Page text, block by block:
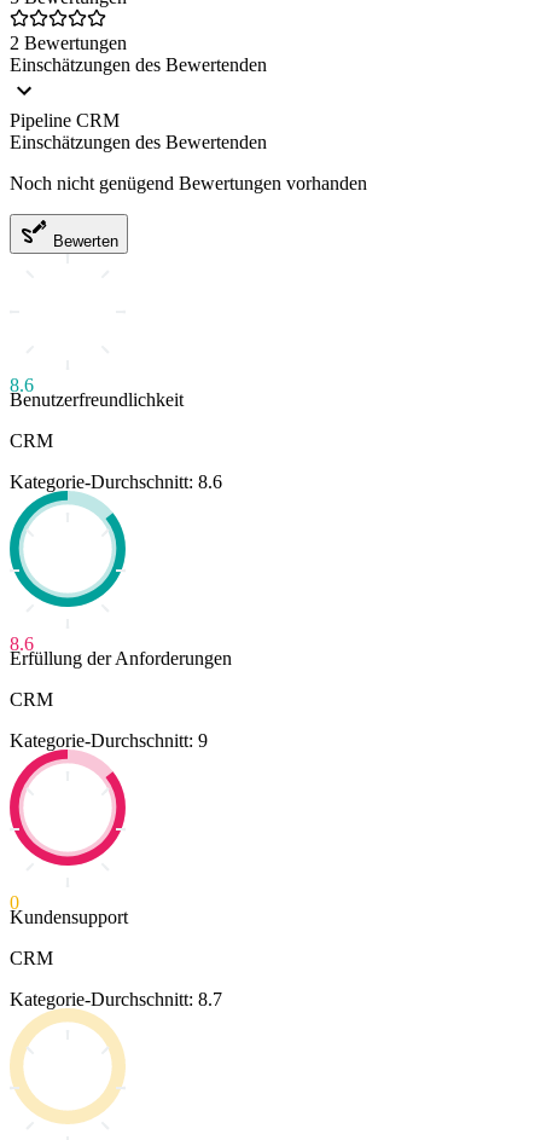
2 Bewertungen
Einschätzungen des Bewertenden
Pipeline CRM
Einschätzungen des Bewertenden
Noch nicht genügend Bewertungen vorhanden
Bewerten
8.6
Benutzerfreundlichkeit
CRM
Kategorie-Durchschnitt: 8.6
8.6
Erfüllung der Anforderungen
CRM
Kategorie-Durchschnitt: 9
0
Kundensupport
CRM
Kategorie-Durchschnitt: 8.7